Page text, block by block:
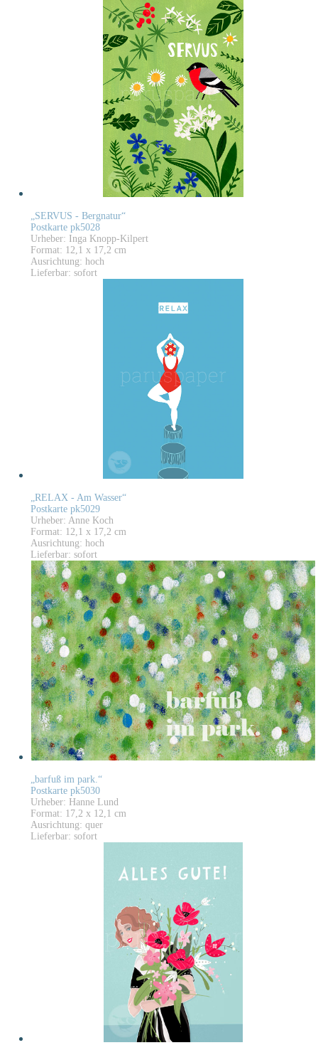
„SERVUS - Bergnatur“
Postkarte pk5028
Urheber: Inga Knopp-Kilpert
Format: 12,1 x 17,2 cm
Ausrichtung: hoch
Lieferbar: sofort
„RELAX - Am Wasser“
Postkarte pk5029
Urheber: Anne Koch
Format: 12,1 x 17,2 cm
Ausrichtung: hoch
Lieferbar: sofort
„barfuß im park.“
Postkarte pk5030
Urheber: Hanne Lund
Format: 17,2 x 12,1 cm
Ausrichtung: quer
Lieferbar: sofort